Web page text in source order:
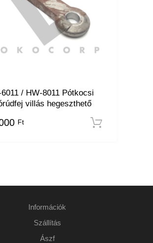
/ HW-8011 Pótkocsi
villás hegeszthető
Ft
Információk
Szállítás
Ászf